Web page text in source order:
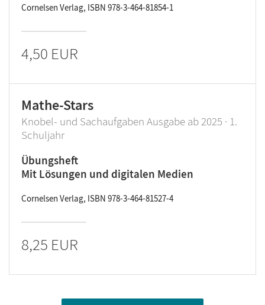
Cornelsen Verlag, ISBN 978-3-464-81854-1
4,50 EUR
Mathe-Stars
Knobel- und Sachaufgaben Ausgabe ab 2025 · 1.
Schuljahr
Übungsheft
Mit Lösungen und digitalen Medien
Cornelsen Verlag, ISBN 978-3-464-81527-4
8,25 EUR